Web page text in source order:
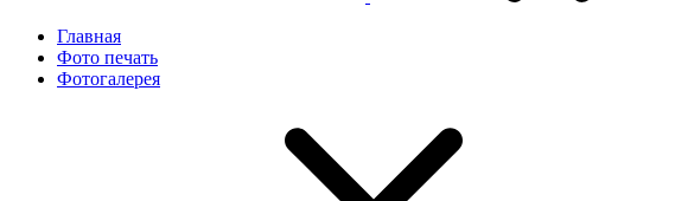
Главная
Фото печать
Фотогалерея